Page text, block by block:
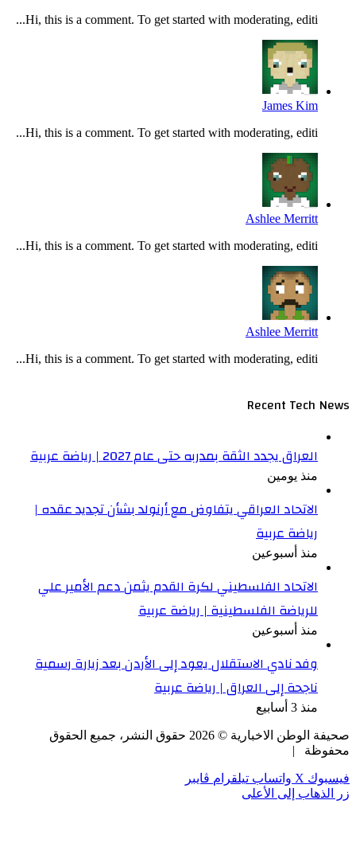
Hi, this is a comment. To get started with moderating, editi...
James Kim
Hi, this is a comment. To get started with moderating, editi...
Ashlee Merritt
Hi, this is a comment. To get started with moderating, editi...
Ashlee Merritt
Hi, this is a comment. To get started with moderating, editi...
Recent Tech News
العراق يجدد الثقة بمدربه حتى عام 2027 | رياضة عربية
منذ يومين
الاتحاد العراقي يتفاوض مع أرنولد بشأن تجديد عقده |
رياضة عربية
منذ أسبوعين
الاتحاد الفلسطيني لكرة القدم يثمن دعم الأمير علي
للرياضة الفلسطينية | رياضة عربية
منذ أسبوعين
وفد نادي الاستقلال يعود إلى الأردن بعد زيارة رسمية
ناجحة إلى العراق | رياضة عربية
منذ 3 أسابيع
صحيفة الوطن الاخبارية © 2026 حقوق النشر، جميع الحقوق
محفوظة |
فيسبوك ‫X واتساب تيلقرام ڤايبر
زر الذهاب إلى الأعلى